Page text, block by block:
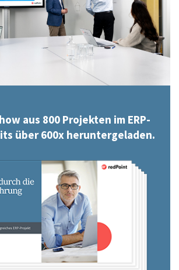
aus 800 Projekten im ERP-
über 600x heruntergeladen.